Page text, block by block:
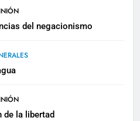
del negacionismo
de la libertad